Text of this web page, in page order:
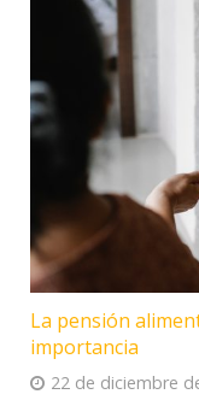
La pensión
importancia
22 de diciembre